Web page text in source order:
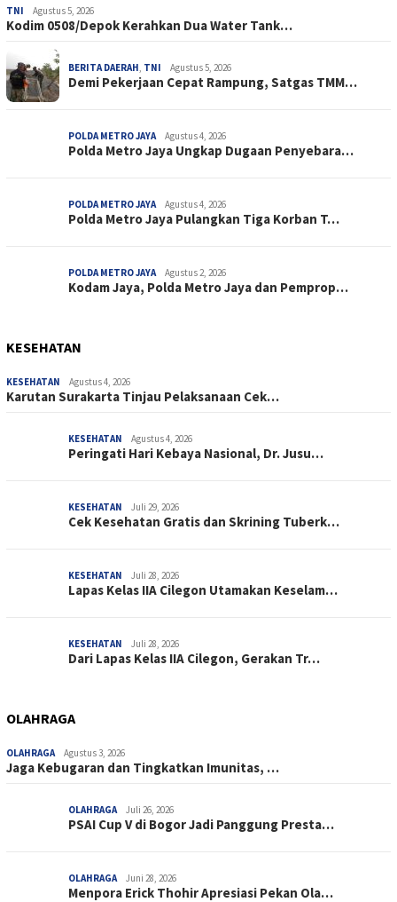
TNI Agustus 5, 2026
Kodim 0508/Depok Kerahkan Dua Water Tank…
BERITA DAERAH TNI Agustus 5, 2026
Demi Pekerjaan Cepat Rampung, Satgas TMM…
POLDA METRO JAYA Agustus 4, 2026
Polda Metro Jaya Ungkap Dugaan Penyebara…
POLDA METRO JAYA Agustus 4, 2026
Polda Metro Jaya Pulangkan Tiga Korban T…
POLDA METRO JAYA Agustus 2, 2026
Kodam Jaya, Polda Metro Jaya dan Pemprop…
KESEHATAN
KESEHATAN Agustus 4, 2026
Karutan Surakarta Tinjau Pelaksanaan Cek…
KESEHATAN Agustus 4, 2026
Peringati Hari Kebaya Nasional, Dr. Jusu…
KESEHATAN Juli 29, 2026
Cek Kesehatan Gratis dan Skrining Tuberk…
KESEHATAN Juli 28, 2026
Lapas Kelas IIA Cilegon Utamakan Keselam…
KESEHATAN Juli 28, 2026
Dari Lapas Kelas IIA Cilegon, Gerakan Tr…
OLAHRAGA
OLAHRAGA Agustus 3, 2026
Jaga Kebugaran dan Tingkatkan Imunitas, …
OLAHRAGA Juli 26, 2026
PSAI Cup V di Bogor Jadi Panggung Presta…
OLAHRAGA Juni 28, 2026
Menpora Erick Thohir Apresiasi Pekan Ola…